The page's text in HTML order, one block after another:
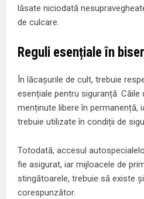
lăsate niciodată
de culcare.
Reguli esențiale în
În lăcașurile de cult, trebuie
esențiale pentru siguranță. Căile
menținute libere în permanență,
trebuie utilizate în condiții de
Totodată, accesul
fie asigurat, iar mijloacele de
stingătoarele, trebuie să existe
corespunzător.